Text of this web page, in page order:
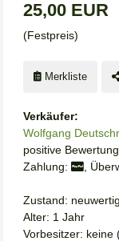
25,00 EUR
(Festpreis)
Merkliste
Verkäufer:
Wolfgang
positive
Zahlung:
,
Zustand: neuwertig
Alter: 1 Jahr
Vorbesitzer: keine